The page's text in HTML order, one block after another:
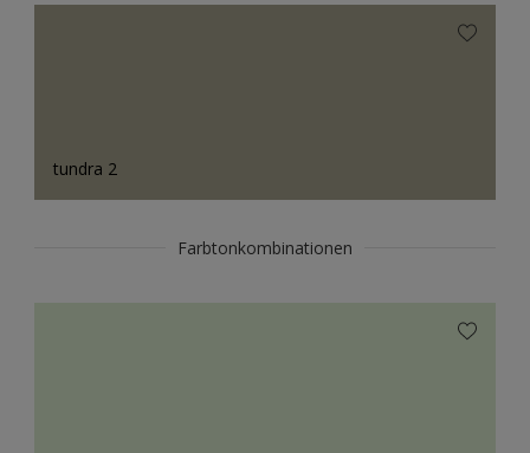
tundra 2
Farbtonkombinationen